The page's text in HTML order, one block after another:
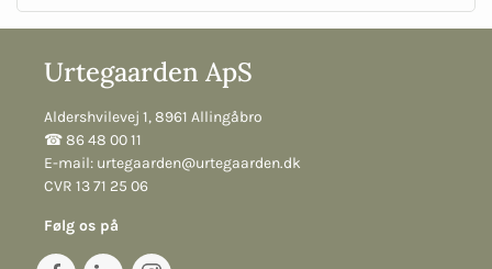
Urtegaarden ApS
Aldershvilevej 1, 8961 Allingåbro
☎︎ 86 48 00 11
E-mail: urtegaarden@urtegaarden.dk
CVR 13 71 25 06
Følg os på